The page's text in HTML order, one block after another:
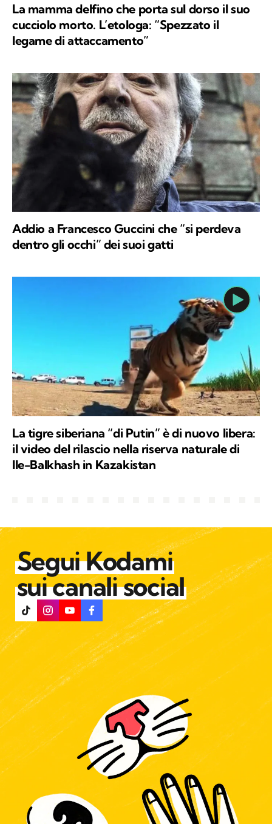
La mamma delfino che porta sul dorso il suo
cucciolo morto. L’etologa: “Spezzato il
legame di attaccamento”
Addio a Francesco Guccini che “si perdeva
dentro gli occhi” dei suoi gatti
La tigre siberiana “di Putin” è di nuovo libera:
il video del rilascio nella riserva naturale di
Ile-Balkhash in Kazakistan
Segui Kodami
sui canali social